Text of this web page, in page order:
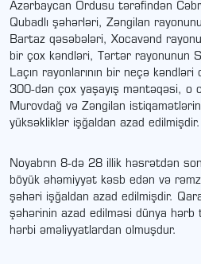
Azərbaycan Ordusu tərəfindən
Qubadlı şəhərləri, Zəngilan
Bartaz qəsəbələri, Xocavənd
bir çox kəndləri, Tərtər rayonunun
Laçın rayonlarının bir neçə
300-dən çox yaşayış məntəqəsi, o
Murovdağ və Zəngilan
yüksəkliklər işğaldan azad edilmişdir.
Noyabrın 8-də 28 illik həsrətdən
böyük əhəmiyyət kəsb edən və
şəhəri işğaldan azad edilmişdir.
şəhərinin azad edilməsi dünya hərb
hərbi əməliyyatlardan olmuşdur.